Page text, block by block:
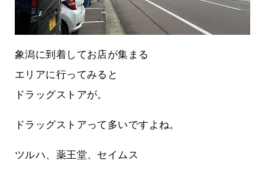
象潟に到着してお店が集まる
エリアに行ってみると
ドラッグストアが。
ドラッグストアって多いですよね。
ツルハ、薬王堂、セイムス